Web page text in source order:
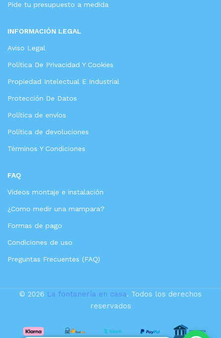
Pide tu presupuesto a medida
INFORMACIÓN LEGAL
Aviso Legal
Política De Privacidad Y Cookies
Propiedad Intelectual E Industrial
Protección De Datos
Política de envíos
Política de devoluciones
Términos Y Condiciones
FAQ
Videos montaje e instalación
¿Como medir una mampara?
Formas de pago
Condiciones de uso
Preguntas Frecuentes (FAQ)
© 2026 La fontanería en casa. Todos los derechos
reservados
VALAZ
Ducha